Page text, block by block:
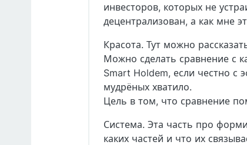
инвесторов, которых не
децентрализован, а как мне
Красота. Тут можно
Можно сделать сравнение с
Smart Holdem, если честно с
мудрёных хватило.
Цель в том, что сравнение
Система. Эта часть про
каких частей и что их